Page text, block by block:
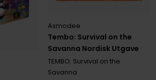
Tembo: Survival on the
Savanna Nordisk Utgave
Asmodee
TEMBO: Survival on the
Savanna